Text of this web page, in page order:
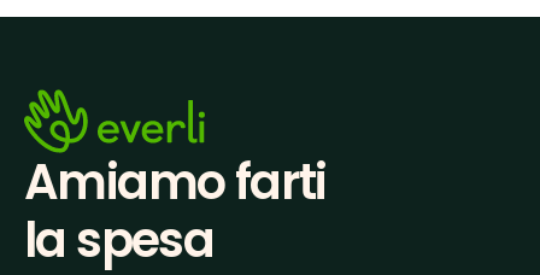
Amiamo farti
la spesa